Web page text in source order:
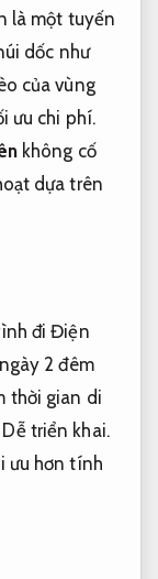
là một tuyến
dốc như
của vùng
ưu chi phí.
không cố
dựa trên
đi Điện
2 đêm
thời gian di
Dễ triển khai.
ưu hơn tính